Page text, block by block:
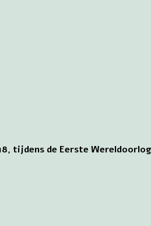
tijdens de Eerste